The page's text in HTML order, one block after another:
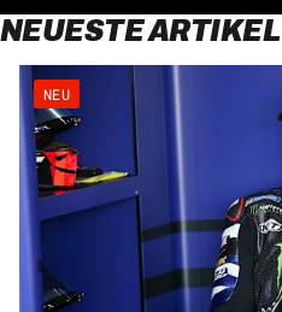
NEUESTE ARTIKEL
NEU